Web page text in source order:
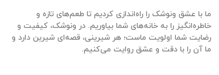
ما با عشق ونوشک را راه‌اندازی کردیم تا طعم‌های تازه و
خاطره‌انگیز را به خانه‌های شما بیاوریم. در ونوشک، کیفیت و
رضایت شما اولویت ماست؛ هر شیرینی، قصه‌ای شیرین دارد و
ما آن را با دقت و عشق روایت می‌کنیم.